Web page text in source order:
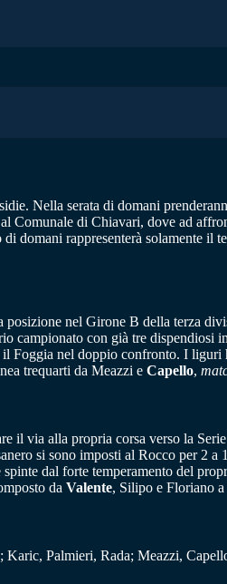
Nella serata di domani
Comunale di Chiavari, dove ad
domani rappresenterà solamente
posizione nel Girone B della terza
campionato con già tre
nel doppio confronto. I liguri
trequarti da Meazzi e Capello,
il via alla propria corsa verso la
si sono imposti al Rocco per 2
dal forte temperamento del
da Valente, Silipo e Floriano a
Palmieri, Rada; Meazzi,